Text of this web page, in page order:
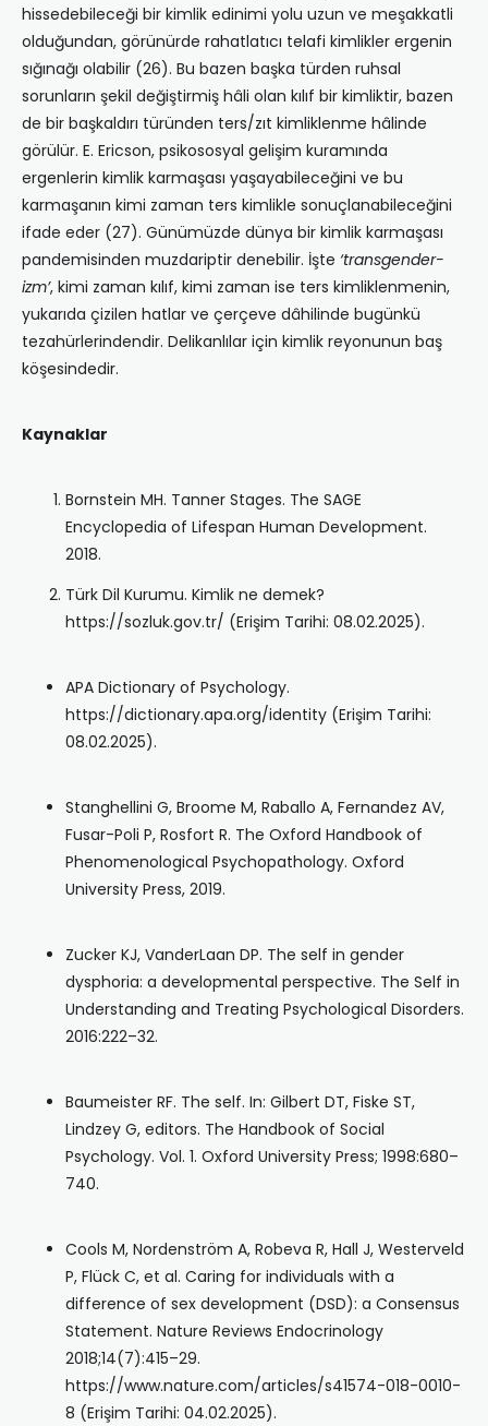
hissedebileceği bir kimlik edinimi yolu uzun ve meşakkatli
olduğundan, görünürde rahatlatıcı telafi kimlikler ergenin
sığınağı olabilir (26). Bu bazen başka türden ruhsal
sorunların şekil değiştirmiş hâli olan kılıf bir kimliktir, bazen
de bir başkaldırı türünden ters/zıt kimliklenme hâlinde
görülür. E. Ericson, psikososyal gelişim kuramında
ergenlerin kimlik karmaşası yaşayabileceğini ve bu
karmaşanın kimi zaman ters kimlikle sonuçlanabileceğini
ifade eder (27). Günümüzde dünya bir kimlik karmaşası
pandemisinden muzdariptir denebilir. İşte ‘transgender-
izm’, kimi zaman kılıf, kimi zaman ise ters kimliklenmenin,
yukarıda çizilen hatlar ve çerçeve dâhilinde bugünkü
tezahürlerindendir. Delikanlılar için kimlik reyonunun baş
köşesindedir.
Kaynaklar
Bornstein MH. Tanner Stages. The SAGE
Encyclopedia of Lifespan Human Development.
2018.
Türk Dil Kurumu. Kimlik ne demek?
https://sozluk.gov.tr/ (Erişim Tarihi: 08.02.2025).
APA Dictionary of Psychology.
https://dictionary.apa.org/identity (Erişim Tarihi:
08.02.2025).
Stanghellini G, Broome M, Raballo A, Fernandez AV,
Fusar-Poli P, Rosfort R. The Oxford Handbook of
Phenomenological Psychopathology. Oxford
University Press, 2019.
Zucker KJ, VanderLaan DP. The self in gender
dysphoria: a developmental perspective. The Self in
Understanding and Treating Psychological Disorders.
2016:222–32.
Baumeister RF. The self. In: Gilbert DT, Fiske ST,
Lindzey G, editors. The Handbook of Social
Psychology. Vol. 1. Oxford University Press; 1998:680–
740.
Cools M, Nordenström A, Robeva R, Hall J, Westerveld
P, Flück C, et al. Caring for individuals with a
difference of sex development (DSD): a Consensus
Statement. Nature Reviews Endocrinology
2018;14(7):415–29.
https://www.nature.com/articles/s41574-018-0010-
8 (Erişim Tarihi: 04.02.2025).